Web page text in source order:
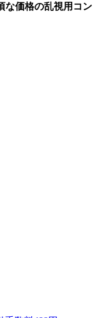
な価格の乱視用コン